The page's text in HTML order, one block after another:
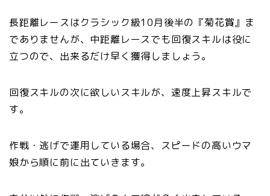
長距離レースはクラシック級10月後半の『菊花賞』ま
でありませんが、中距離レースでも回復スキルは役に
立つので、出来るだけ早く獲得しましょう。
回復スキルの次に欲しいスキルが、速度上昇スキルで
す。
作戦・逃げで運用している場合、スピードの高いウマ
娘から順に前に出ていきます。